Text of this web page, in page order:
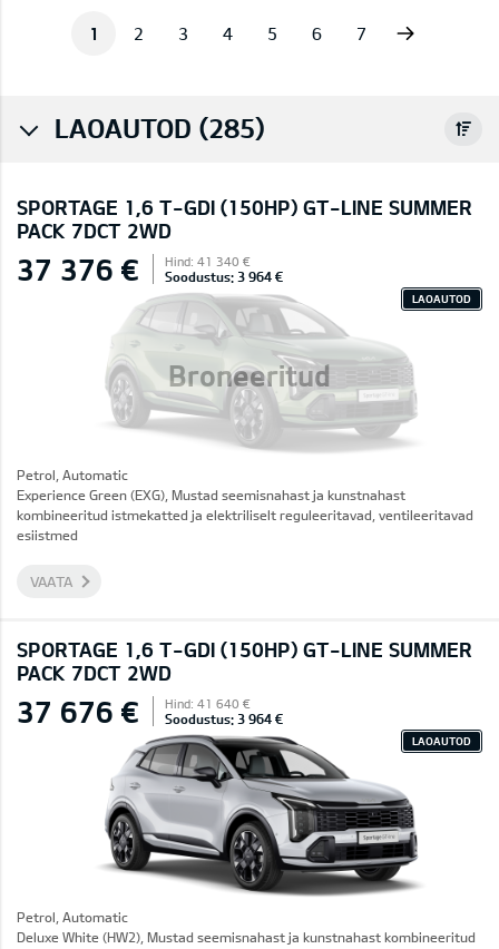
1 2 3 4 5 6 7
LAOAUTOD (285)
SPORTAGE 1,6 T-GDI (150HP) GT-LINE SUMMER
PACK 7DCT 2WD
Broneeritud
37 376 € Hind: 41 340 €
Soodustus: 3 964 €
LAOAUTOD
Petrol, Automatic
Experience Green (EXG), Mustad seemisnahast ja kunstnahast
kombineeritud istmekatted ja elektriliselt reguleeritavad, ventileeritavad
esiistmed
VAATA
SPORTAGE 1,6 T-GDI (150HP) GT-LINE SUMMER
PACK 7DCT 2WD
37 676 € Hind: 41 640 €
Soodustus: 3 964 €
LAOAUTOD
Petrol, Automatic
Deluxe White (HW2), Mustad seemisnahast ja kunstnahast kombineeritud